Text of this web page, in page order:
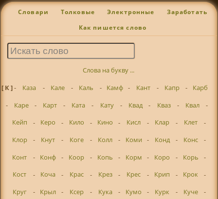
Словари Толковые Электронные Заработать
Как пишется слово
Слова на букву ...
[ К ]- Каза - Кале - Каль - Камф - Кант - Капр -
Карб
-
Каре - Карт - Ката - Кату - Квад - Кваз - Квал
-
Кейп
- Керо - Кило - Кино - Кисл - Клар - Клет
-
Клор
- Кнут - Коге - Колл - Коми - Конд - Конс
-
Конт
- Конф - Коор - Копь - Корм - Коро - Корь
-
Кост
- Коча - Крас - Крез - Крес - Крип - Крок
-
Круг
- Крыл - Ксер - Кука - Кумо - Курк - Куче -